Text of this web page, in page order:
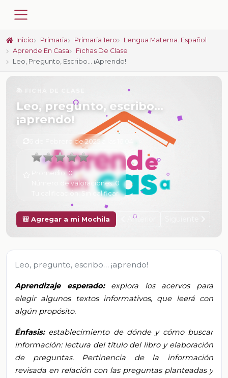
Inicio Primaria Primaria 1ero
Lengua Materna. Español
Aprende En Casa
Fichas De Clase
Leo, Pregunto, Escribo… ¡aprendo!
Leo, pregunto, escribo…
¡aprendo!
6 de Febrero de 2025 a las 16:04
Promedio:0
Número de valoraciones:0
Tu calificación: Sin calificar
🎒 Agregar a mi Mochila Anterior
Leo, pregunto, escribo… ¡aprendo!
Aprendizaje esperado: explora los acervos para
elegir algunos textos informativos, que leerá con
algún propósito.
Énfasis: establecimiento de dónde y cómo buscar
información: lectura del título del libro y elaboración
de preguntas. Pertinencia de la información
revisada en relación con las preguntas planteadas y